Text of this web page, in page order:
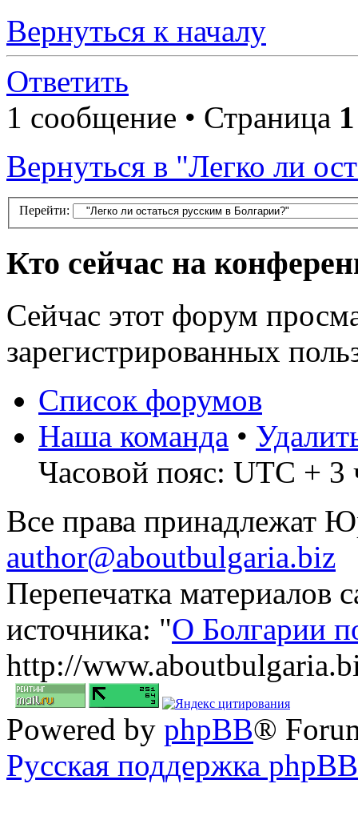
Вернуться к началу
Ответить
1 сообщение • Страница 1
Вернуться в "Легко ли
Перейти:
Кто сейчас на
Сейчас этот форум
зарегистрированных
Список форумов
Наша команда •
Часовой пояс: UTC + 3
Все права принадлежат
author@aboutbulgaria.biz
Перепечатка материалов
источника: "О Болгарии
http://
Powered by phpBB®
Русская поддержка phpBB